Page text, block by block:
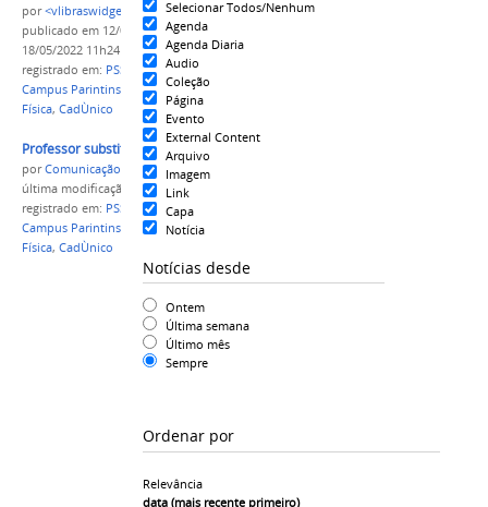
Selecionar Todos/Nenhum
Agenda
Agenda Diaria
Audio
Coleção
Página
Evento
External Content
Arquivo
Imagem
Link
Capa
Notícia
Notícias desde
Ontem
Última semana
Último mês
Sempre
Ordenar por
Relevância
data (mais recente primeiro)
por<vlibraswidget>ccs-cpr</vlibraswidget>
publicado em 12/04/2022—última modificação
18/05/2022 11h24
registrado em: PSS professor substituto
Campus Parintins
Educação Física
Física, CadÙnico
Professor substituto 2022 comp 2.jpg
porComunicação CPR
última modificação
em 12/04/2022 11h06
registrado em: PSS professor substituto
Campus Parintins
Educação Física
Física, CadÙnico